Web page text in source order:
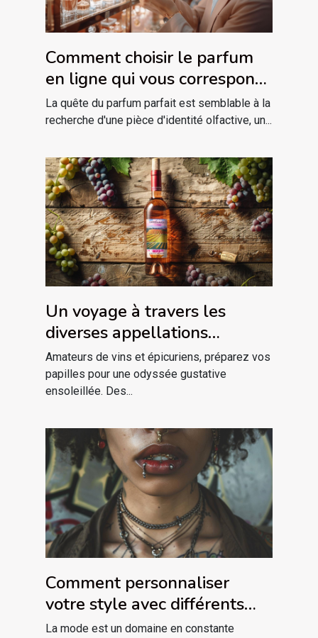
Comment choisir le parfum
en ligne qui vous correspond
?
La quête du parfum parfait est semblable à la
recherche d'une pièce d'identité olfactive, un...
Un voyage à travers les
diverses appellations
vinicoles du Languedoc
Amateurs de vins et épicuriens, préparez vos
papilles pour une odyssée gustative
ensoleillée. Des...
Comment personnaliser
votre style avec différents
piercings labret
La mode est un domaine en constante